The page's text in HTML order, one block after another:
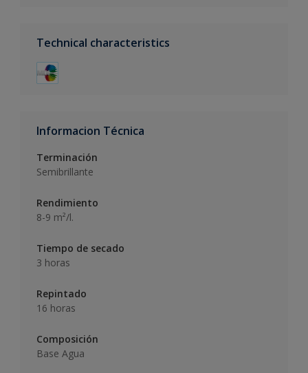
Technical characteristics
Informacion Técnica
Terminación
Semibrillante
Rendimiento
8-9 m²/l.
Tiempo de secado
3 horas
Repintado
16 horas
Composición
Base Agua